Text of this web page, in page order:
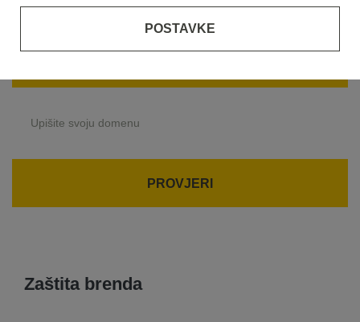
sekundi provjerava prijetnje vašem nazivu
domene kao brendu!
PROVJERI
Zaštita brenda
POSTAVKE